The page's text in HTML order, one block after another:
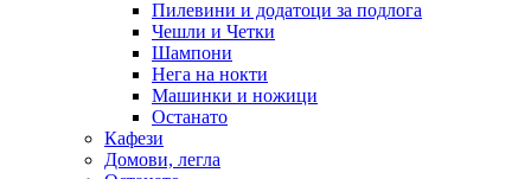
Пилевини и додатоци за подлога
Чешли и Четки
Шампони
Нега на нокти
Машинки и ножици
Останато
Кафези
Домови, легла